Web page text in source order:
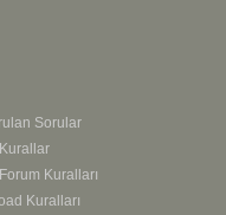
Sorular
Kuralları
Kuralları